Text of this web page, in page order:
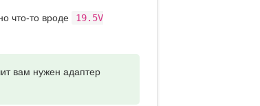
что-то вроде
19.5V
вам нужен адаптер